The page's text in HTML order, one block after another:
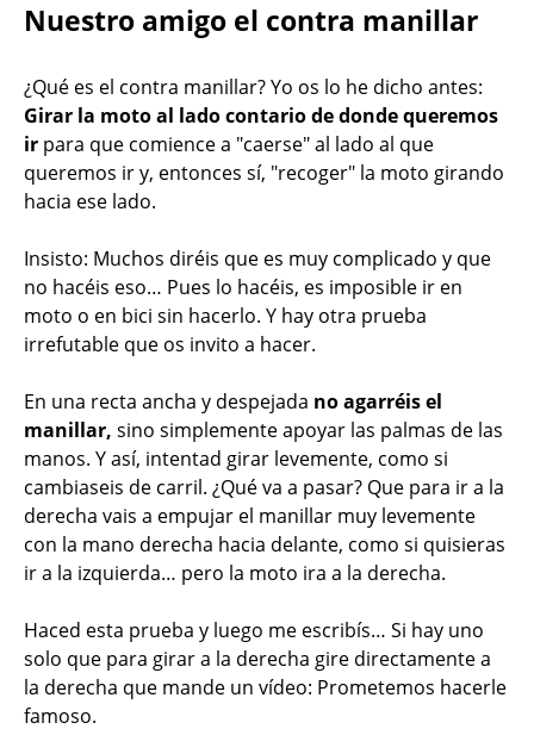
Nuestro amigo el contra manillar
¿Qué es el contra manillar? Yo os lo he dicho antes:
Girar la moto al lado contario de donde queremos
ir para que comience a "caerse" al lado al que
queremos ir y, entonces sí, "recoger" la moto girando
hacia ese lado.
Insisto: Muchos diréis que es muy complicado y que
no hacéis eso… Pues lo hacéis, es imposible ir en
moto o en bici sin hacerlo. Y hay otra prueba
irrefutable que os invito a hacer.
En una recta ancha y despejada no agarréis el
manillar, sino simplemente apoyar las palmas de las
manos. Y así, intentad girar levemente, como si
cambiaseis de carril. ¿Qué va a pasar? Que para ir a la
derecha vais a empujar el manillar muy levemente
con la mano derecha hacia delante, como si quisieras
ir a la izquierda… pero la moto ira a la derecha.
Haced esta prueba y luego me escribís… Si hay uno
solo que para girar a la derecha gire directamente a
la derecha que mande un vídeo: Prometemos hacerle
famoso.